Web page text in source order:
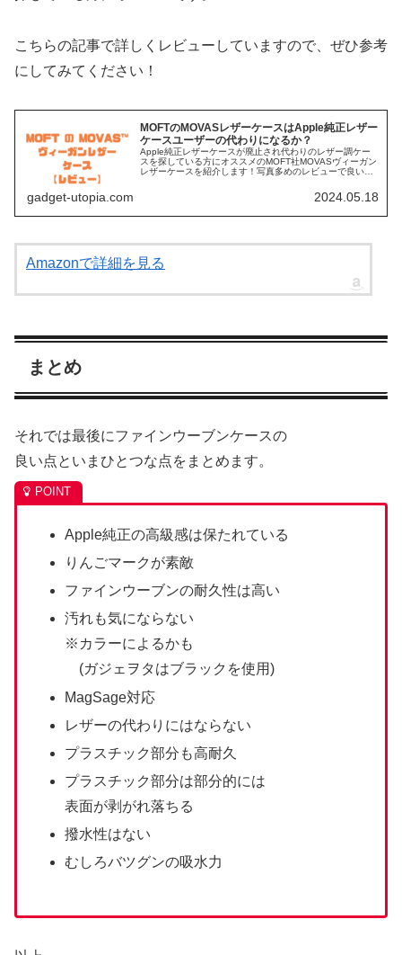
こちらの記事で詳しくレビューしていますので、ぜひ参考
にしてみてください！
MOFTのMOVASレザーケースはApple純正レザー
ケースユーザーの代わりになるか？
Apple純正レザーケースが廃止され代わりのレザー調ケー
スを探している方にオススメのMOFT社MOVASヴィーガン
レザーケースを紹介します！写真多めのレビューで良いて
gadget-utopia.com 2024.05.18
Amazonで詳細を見る
まとめ
それでは最後にファインウーブンケースの
良い点といまひとつな点をまとめます。
Apple純正の高級感は保たれている
りんごマークが素敵
ファインウーブンの耐久性は高い
汚れも気にならない
※カラーによるかも
(ガジェヲタはブラックを使用)
MagSage対応
レザーの代わりにはならない
プラスチック部分も高耐久
プラスチック部分は部分的には
表面が剥がれ落ちる
撥水性はない
むしろバツグンの吸水力